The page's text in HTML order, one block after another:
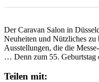
Der Caravan Salon in
Neuheiten und Nützliches zu
Ausstellungen, die die
… Denn zum 55. Geburtstag
Teilen mit: